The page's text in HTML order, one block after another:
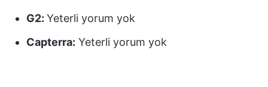
G2: Yeterli yorum yok
Capterra: Yeterli yorum yok